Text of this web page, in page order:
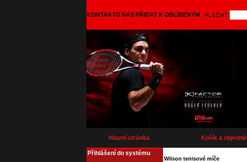
KONTAKTO NÁS PŘIDAT K OBLÍBENÝM HLEDAT:
Hlavní stránka Košík a
Přihlášení do systému
Wilson tenisové míče